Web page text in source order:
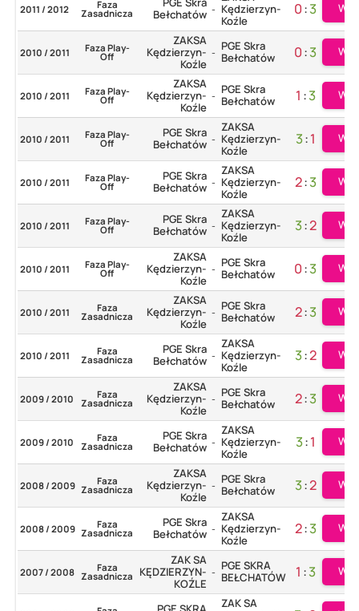
2011 / 2012 Faza
Zasadnicza
Bełchatów - Kędzierzyn-
Koźle
0:3
2010 / 2011 Faza Play-
Off
ZAKSA
Kędzierzyn-
Koźle
- PGE Skra
Bełchatów
0:3
2010 / 2011 Faza Play-
Off
ZAKSA
Kędzierzyn-
Koźle
- PGE Skra
Bełchatów
1 :3
2010 / 2011 Faza Play-
Off
PGE Skra
Bełchatów -
ZAKSA
Kędzierzyn-
Koźle
3:1
2010 / 2011 Faza Play-
Off
PGE Skra
Bełchatów -
ZAKSA
Kędzierzyn-
Koźle
2:3
2010 / 2011 Faza Play-
Off
PGE Skra
Bełchatów -
ZAKSA
Kędzierzyn-
Koźle
3:2
2010 / 2011 Faza Play-
Off
ZAKSA
Kędzierzyn-
Koźle
- PGE Skra
Bełchatów
0:3
2010 / 2011 Faza
Zasadnicza
ZAKSA
Kędzierzyn-
Koźle
- PGE Skra
Bełchatów
2:3
2010 / 2011 Faza
Zasadnicza
PGE Skra
Bełchatów -
ZAKSA
Kędzierzyn-
Koźle
3:2
2009 / 2010 Faza
Zasadnicza
ZAKSA
Kędzierzyn-
Koźle
- PGE Skra
Bełchatów
2:3
2009 / 2010 Faza
Zasadnicza
PGE Skra
Bełchatów -
ZAKSA
Kędzierzyn-
Koźle
3:1
2008 / 2009 Faza
Zasadnicza
ZAKSA
Kędzierzyn-
Koźle
- PGE Skra
Bełchatów
3:2
2008 / 2009 Faza
Zasadnicza
PGE Skra
Bełchatów -
ZAKSA
Kędzierzyn-
Koźle
2:3
2007 / 2008 Faza
Zasadnicza
ZAK SA
KĘDZIERZYN-
KOŹLE
- PGE SKRA
BEŁCHATÓW
1 :3
ZAK SA